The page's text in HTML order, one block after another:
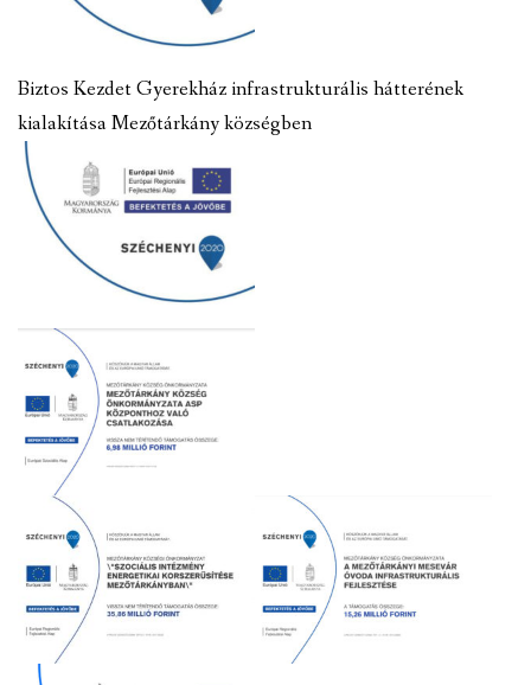
Biztos Kezdet Gyerekház infrastrukturális hátterének
kialakítása Mezőtárkány községben